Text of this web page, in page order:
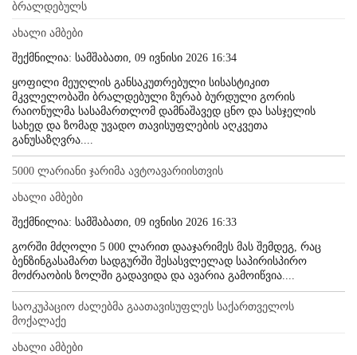
ბრალდებულს
ახალი ამბები
შექმნილია: სამშაბათი, 09 ივნისი 2026 16:34
ყოფილი მეუღლის განსაკუთრებული სისასტიკით
მკვლელობაში ბრალდებული ზურაბ ბურდული გორის
რაიონულმა სასამართლომ დამნაშავედ ცნო და სასჯელის
სახედ და ზომად უვადო თავისუფლების აღკვეთა
განუსაზღვრა....
5000 ლარიანი ჯარიმა ავტოავარიისთვის
ახალი ამბები
შექმნილია: სამშაბათი, 09 ივნისი 2026 16:33
გორში მძღოლი 5 000 ლარით დააჯარიმეს მას შემდეგ, რაც
ბენზინგასამართ სადგურში შესასვლელად საპირისპირო
მოძრაობის ზოლში გადავიდა და ავარია გამოიწვია....
საოკუპაციო ძალებმა გაათავისუფლეს საქართველოს
მოქალაქე
ახალი ამბები